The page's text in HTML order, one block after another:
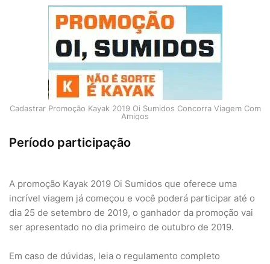
Cadastrar Promoção Kayak 2019 Oi Sumidos Concorra Viagem Com
Amigos
Período participação
A promoção Kayak 2019 Oi Sumidos que oferece uma
incrível viagem já começou e você poderá participar até o
dia 25 de setembro de 2019, o ganhador da promoção vai
ser apresentado no dia primeiro de outubro de 2019.
Em caso de dúvidas, leia o regulamento completo